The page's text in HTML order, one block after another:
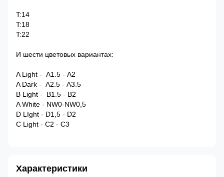
T:14
T:18
T:22
И шести цветовых вариантах:
A Light - А1.5 - А2
A Dark - А2.5 - А3.5
B Light - В1.5 - В2
A White - NW0-NW0,5
D LIght - D1,5 - D2
C Light - C2 - C3
Характеристики